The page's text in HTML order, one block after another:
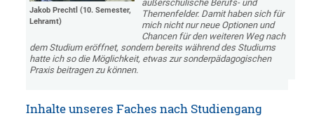
Jakob Prechtl (10. Semester,
Lehramt)
außerschulische Berufs- und
Themenfelder. Damit haben sich für
mich nicht nur neue Optionen und
Chancen für den weiteren Weg nach
dem Studium eröffnet, sondern bereits während des Studiums
hatte ich so die Möglichkeit, etwas zur sonderpädagogischen
Praxis beitragen zu können.
Inhalte unseres Faches nach Studiengang